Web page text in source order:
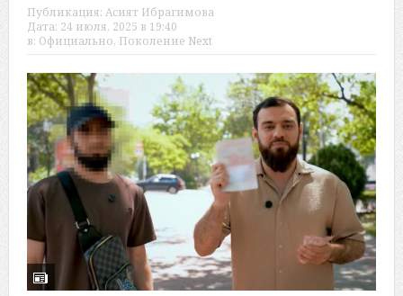
Публикация: Асият Ибрагимова
Дата: 24 июля, 2025 в 19:40
в: Официально, Поколение Next